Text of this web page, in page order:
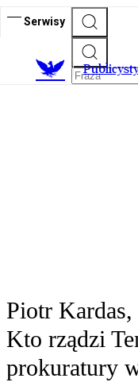
Serwisy
Piotr
Kto rządzi
prokuratury